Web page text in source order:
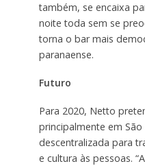
também, se encaixa
noite toda sem se
torna o bar mais
paranaense.
Futuro
Para 2020, Netto
principalmente em
descentralizada para
e cultura às pessoas.